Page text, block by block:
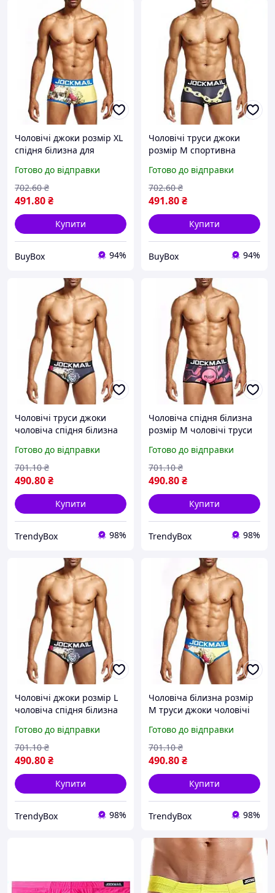
Чоловічі джоки розмір XL
спідня білизна для
чоловічі спортивні
плавки джокмейл
Готово до відправки
491.80₴
702.60 ₴
Купити
BuyBox 94%
Чоловічі труси джоки
розмір M спортивна
тренувань чоловічі
плавки для спорту
Готово до відправки
491.80₴
702.60 ₴
Купити
BuyBox 94%
Чоловічі труси джоки
чоловіча спідня білизна
труси з відкритою
спиною розмір M box2
Готово до відправки
490.80₴
701.10 ₴
Купити
TrendyBox 98%
Чоловіча спідня білизна
розмір M чоловічі труси
для спорту та пляжу box2
Готово до відправки
490.80₴
701.10 ₴
Купити
TrendyBox 98%
Чоловічі джоки розмір L
чоловіча спідня білизна
сексуальни труси
атлетичні джоки box2
Готово до відправки
490.80₴
701.10 ₴
Купити
TrendyBox 98%
Чоловіча білизна розмір
M труси джоки чоловічі
басейну та пляжу спідня
білизна box2
Готово до відправки
490.80₴
701.10 ₴
Купити
TrendyBox 98%